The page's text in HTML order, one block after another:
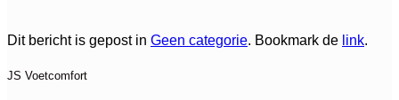
Dit bericht is gepost in Geen categorie. Bookmark de link.
JS Voetcomfort